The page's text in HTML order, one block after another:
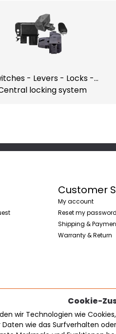
- Levers - Locks -
locking system
Customer
My account
Reset my password
Shipping &
Warranty & Return
Cookie-
wir Technologien wie
wie das Surfverhalten